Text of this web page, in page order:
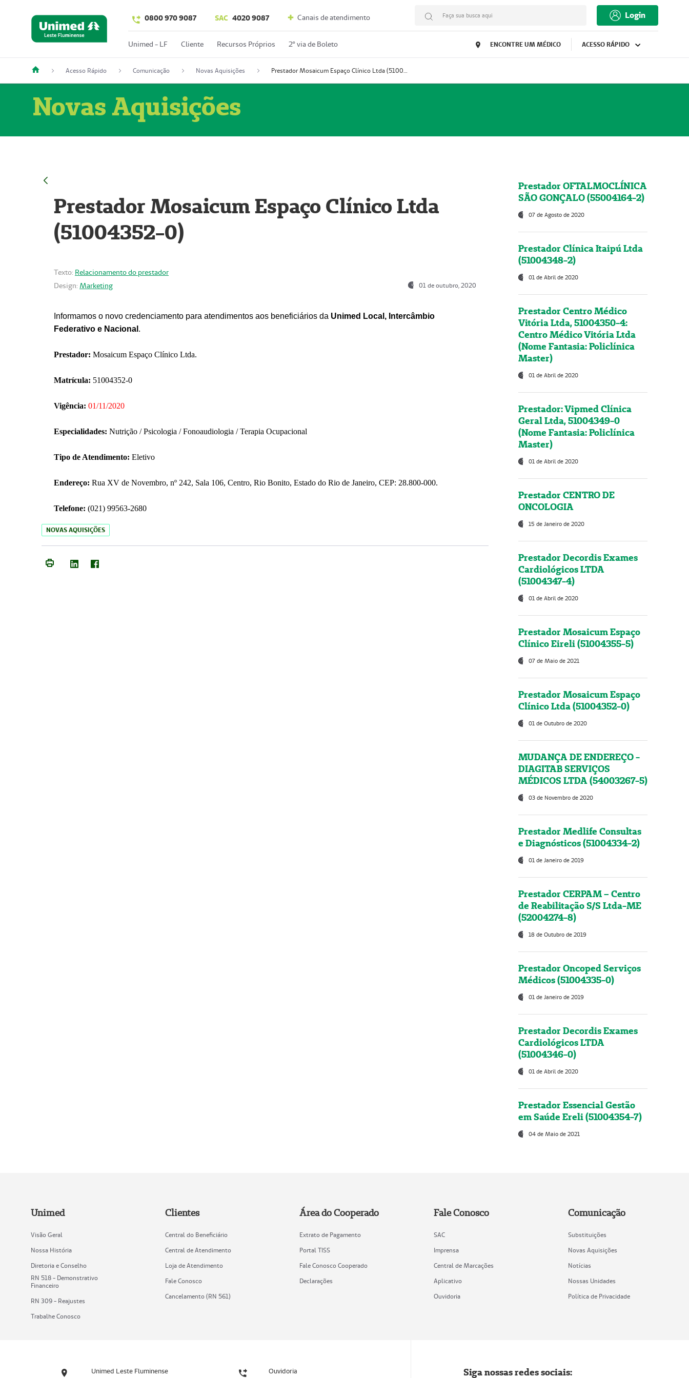
0800 970 9087 SAC 4020 9087 Canais de atendimento Faça sua busca aqui Login
Unimed - LF Cliente Recursos Próprios 2º via de Boleto ENCONTRE UM MÉDICO ACESSO RÁPIDO
Acesso Rápido Comunicação Novas Aquisições Prestador Mosaicum Espaço Clínico Ltda (51004352-0)
Novas Aquisições
Prestador Mosaicum Espaço Clínico Ltda
(51004352-0)
Texto: Relacionamento do prestador
Design: Marketing 01 de outubro, 2020
Informamos o novo credenciamento para atendimentos aos beneficiários da Unimed Local, Intercâmbio
Federativo e Nacional .
Prestador: Mosaicum Espaço Clínico Ltda.
Matrícula: 51004352-0
Vigência: 01/11/2020
Especialidades: Nutrição / Psicologia / Fonoaudiologia / Terapia Ocupacional
Tipo de Atendimento: Eletivo
Endereço: Rua XV de Novembro, nº 242, Sala 106, Centro, Rio Bonito, Estado do Rio de Janeiro, CEP: 28.800-000.
Telefone: (021) 99563-2680
NOVAS AQUISIÇÕES
Prestador OFTALMOCLÍNICA
SÃO GONÇALO (55004164-2)
07 de Agosto de 2020
Prestador Clínica Itaipú Ltda
(51004348-2)
01 de Abril de 2020
Prestador Centro Médico
Vitória Ltda, 51004350-4:
Centro Médico Vitória Ltda
(Nome Fantasia: Policlínica
Master)
01 de Abril de 2020
Prestador: Vipmed Clínica
Geral Ltda, 51004349-0
(Nome Fantasia: Policlínica
Master)
01 de Abril de 2020
Prestador CENTRO DE
ONCOLOGIA
15 de Janeiro de 2020
Prestador Decordis Exames
Cardiológicos LTDA
(51004347-4)
01 de Abril de 2020
Prestador Mosaicum Espaço
Clínico Eireli (51004355-5)
07 de Maio de 2021
Prestador Mosaicum Espaço
Clínico Ltda (51004352-0)
01 de Outubro de 2020
MUDANÇA DE ENDEREÇO -
DIAGITAB SERVIÇOS
MÉDICOS LTDA (54003267-5)
03 de Novembro de 2020
Prestador Medlife Consultas
e Diagnósticos (51004334-2)
01 de Janeiro de 2019
Prestador CERPAM – Centro
de Reabilitação S/S Ltda-ME
(52004274-8)
18 de Outubro de 2019
Prestador Oncoped Serviços
Médicos (51004335-0)
01 de Janeiro de 2019
Prestador Decordis Exames
Cardiológicos LTDA
(51004346-0)
01 de Abril de 2020
Prestador Essencial Gestão
em Saúde Ereli (51004354-7)
04 de Maio de 2021
Unimed
Visão Geral
Nossa História
Diretoria e Conselho
RN 518 - Demonstrativo
Financeiro
RN 309 - Reajustes
Trabalhe Conosco
Clientes
Central do Beneficiário
Central de Atendimento
Loja de Atendimento
Fale Conosco
Cancelamento (RN 561)
Área do Cooperado
Extrato de Pagamento
Portal TISS
Fale Conosco Cooperado
Declarações
Fale Conosco
SAC
Imprensa
Central de Marcações
Aplicativo
Ouvidoria
Comunicação
Substituições
Novas Aquisições
Notícias
Nossas Unidades
Política de Privacidade
Unimed Leste Fluminense Ouvidoria Siga nossas redes sociais: